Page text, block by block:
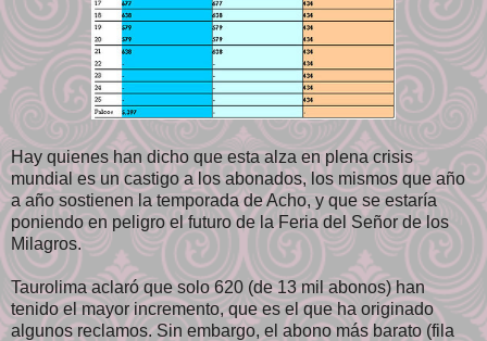
Hay quienes han dicho que esta alza en plena crisis
mundial es un castigo a los abonados, los mismos que año
a año sostienen la temporada de Acho, y que se estaría
poniendo en peligro el futuro de la Feria del Señor de los
Milagros.
Taurolima aclaró que solo 620 (de 13 mil abonos) han
tenido el mayor incremento, que es el que ha originado
algunos reclamos. Sin embargo, el abono más barato (fila